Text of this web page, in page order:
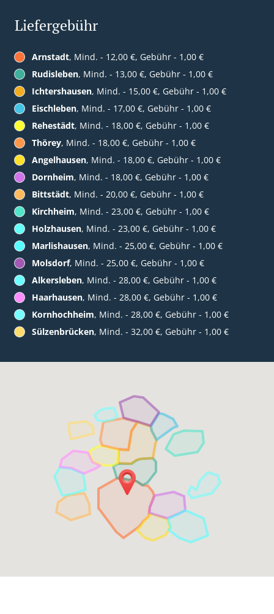
Liefergebühr
Arnstadt, Mind. - 12,00 €, Gebühr - 1,00 €
Rudisleben, Mind. - 13,00 €, Gebühr - 1,00 €
Ichtershausen, Mind. - 15,00 €, Gebühr - 1,00 €
Eischleben, Mind. - 17,00 €, Gebühr - 1,00 €
Rehestädt, Mind. - 18,00 €, Gebühr - 1,00 €
Thörey, Mind. - 18,00 €, Gebühr - 1,00 €
Angelhausen, Mind. - 18,00 €, Gebühr - 1,00 €
Dornheim, Mind. - 18,00 €, Gebühr - 1,00 €
Bittstädt, Mind. - 20,00 €, Gebühr - 1,00 €
Kirchheim, Mind. - 23,00 €, Gebühr - 1,00 €
Holzhausen, Mind. - 23,00 €, Gebühr - 1,00 €
Marlishausen, Mind. - 25,00 €, Gebühr - 1,00 €
Molsdorf, Mind. - 25,00 €, Gebühr - 1,00 €
Alkersleben, Mind. - 28,00 €, Gebühr - 1,00 €
Haarhausen, Mind. - 28,00 €, Gebühr - 1,00 €
Kornhochheim, Mind. - 28,00 €, Gebühr - 1,00 €
Sülzenbrücken, Mind. - 32,00 €, Gebühr - 1,00 €